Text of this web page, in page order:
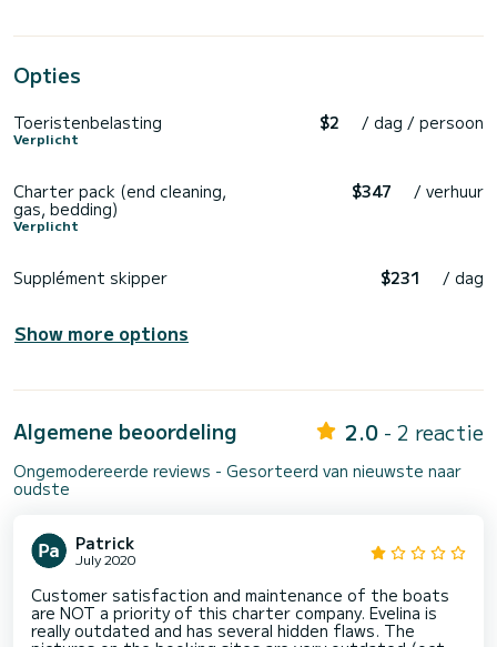
Opties
Toeristenbelasting
Verplicht
$2 / dag / persoon
Charter pack (end cleaning,
gas, bedding)
Verplicht
$347 / verhuur
Supplément skipper $231 / dag
Show more options
Algemene beoordeling 2.0 - 2 reactie
Ongemodereerde reviews - Gesorteerd van nieuwste naar
oudste
Patrick
July 2020
Customer satisfaction and maintenance of the boats
are NOT a priority of this charter company. Evelina is
really outdated and has several hidden flaws. The